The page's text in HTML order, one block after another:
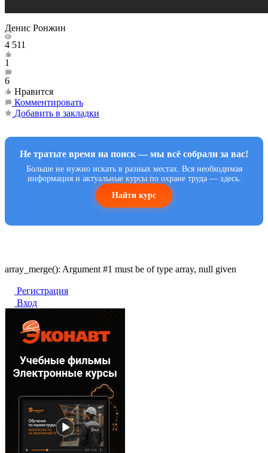
Денис Ронжин
4 511
1
6
Нравится
Комментировать
Добавить в закладки
Не тратьте время на поиск — мы всё собрали за вас!
Больше не нужно искать в разных местах. Вся необходимая
информация и актуальные курсы по охране труда — здесь.
Найти курс
array_merge(): Argument #1 must be of type array, null given
Регистрация
Вход